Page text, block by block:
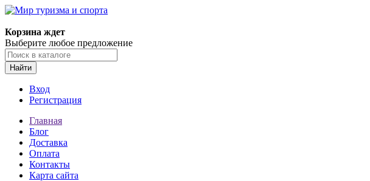
Корзина ждет
Выберите любое предложение
Найти
Вход
Регистрация
Главная
Блог
Доставка
Оплата
Контакты
Карта сайта